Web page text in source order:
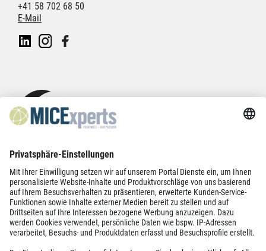
+41 58 702 68 50
E-Mail
Datenschutz Impressum